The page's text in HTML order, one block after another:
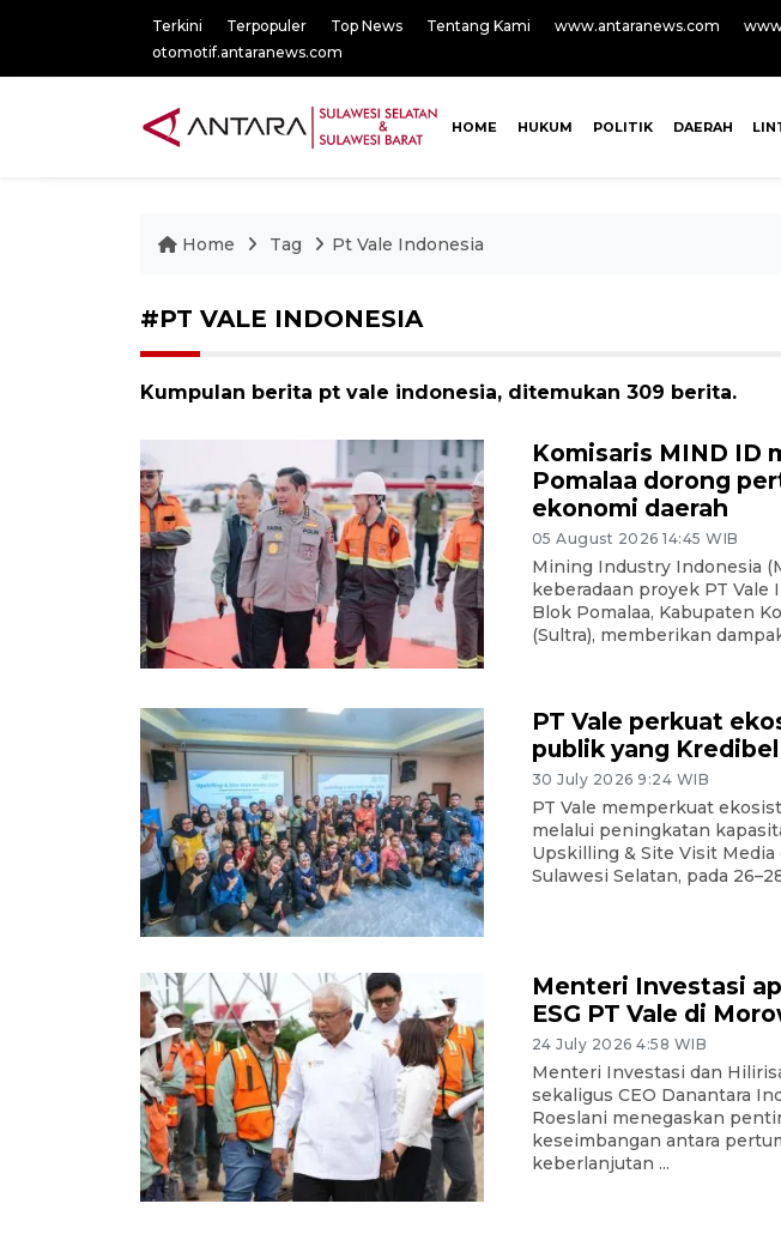
Terkini Terpopuler Top News Tentang Kami www.antaranews.com
otomotif.antaranews.com
HOME HUKUM POLITIK DAERAH
Home Tag Pt Vale Indonesia
#PT VALE INDONESIA
Kumpulan berita pt vale indonesia, ditemukan 309 berita.
Komisaris MIND ID
Pomalaa dorong
ekonomi daerah
05 August 2026 14:45 WIB
Mining Industry Indonesia
keberadaan proyek PT Vale
Blok Pomalaa, Kabupaten
(Sultra), memberikan
PT Vale perkuat
publik yang Kredibel
30 July 2026 9:24 WIB
PT Vale memperkuat
melalui peningkatan
Upskilling & Site Visit
Sulawesi Selatan, pada
Menteri Investasi
ESG PT Vale di
24 July 2026 4:58 WIB
Menteri Investasi dan
sekaligus CEO Danantara
Roeslani menegaskan
keseimbangan antara
keberlanjutan ...